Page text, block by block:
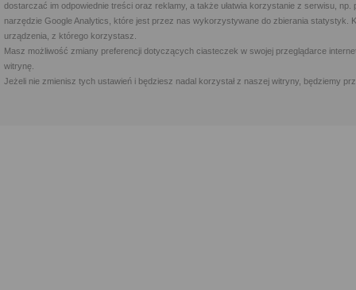
dostarczać im odpowiednie treści oraz reklamy, a także ułatwia korzystanie z serwisu,
narzędzie Google Analytics, które jest przez nas wykorzystywane do zbierania statystyk.
urządzenia, z którego korzystasz.
Masz możliwość zmiany preferencji dotyczących ciasteczek w swojej przeglądarce
witrynę.
Jeżeli nie zmienisz tych ustawień i będziesz nadal korzystał z naszej witryny, będziemy